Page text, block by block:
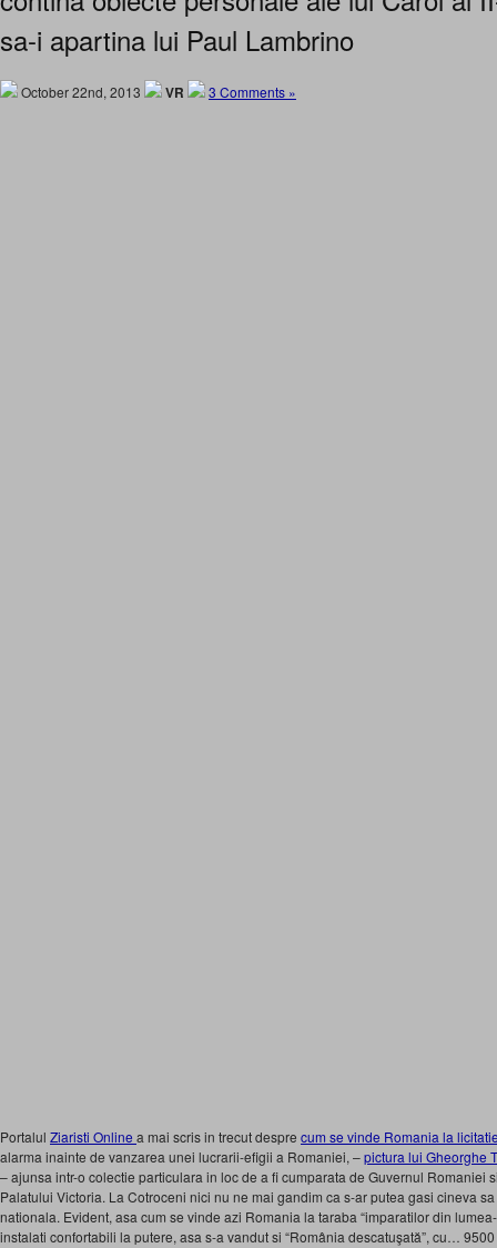
sa-i apartina lui Paul Lambrino
October 22nd, 2013 VR 3 Comments »
Portalul Ziaristi Online a mai scris in trecut despre cum se vinde Romania la
alarma inainte de vanzarea unei lucrarii-efigii a Romaniei, –pictura lui Gheorghe
– ajunsa intr-o colectie particulara in loc de a fi cumparata de Guvernul Romaniei
Palatului Victoria. La Cotroceni nici nu ne mai gandim ca s-ar putea gasi cineva
nationala. Evident, asa cum se vinde azi Romania la taraba “imparatilor din
instalati confortabili la putere, asa s-a vandut si “România descatuşată”, cu…